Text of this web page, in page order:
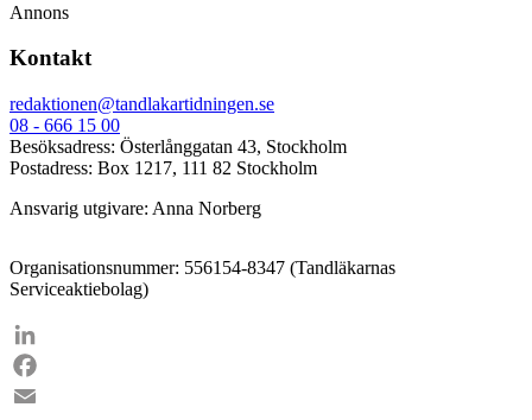
Annons
Kontakt
redaktionen@tandlakartidningen.se
08 - 666 15 00
Besöksadress: Österlånggatan 43, Stockholm
Postadress: Box 1217, 111 82 Stockholm
Ansvarig utgivare: Anna Norberg
Organisationsnummer: 556154-8347 (Tandläkarnas
Serviceaktiebolag)
LinkedIn
Facebook